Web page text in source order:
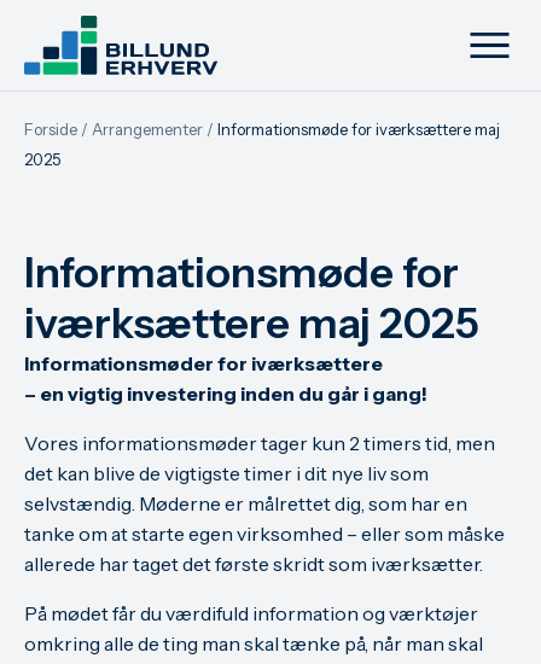
Forside / Arrangementer / Informationsmøde for iværksættere maj
2025
Informationsmøde for
iværksættere maj 2025
Informationsmøder for iværksættere
– en vigtig investering inden du går i gang!
Vores informationsmøder tager kun 2 timers tid, men
det kan blive de vigtigste timer i dit nye liv som
selvstændig. Møderne er målrettet dig, som har en
tanke om at starte egen virksomhed – eller som måske
allerede har taget det første skridt som iværksætter.
På mødet får du værdifuld information og værktøjer
omkring alle de ting man skal tænke på, når man skal